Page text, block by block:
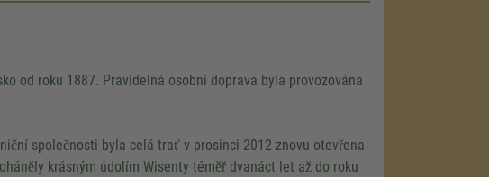
od roku 1887. Pravidelná osobní doprava byla provozována
společnosti byla celá trať v prosinci 2012 znovu otevřena
krásným údolím Wisenty téměř dvanáct let až do roku